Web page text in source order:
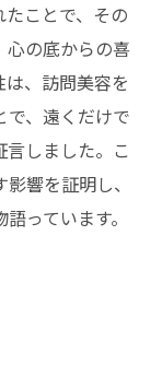
ことで、その
心の底からの喜
、訪問美容を
、遠くだけで
しました。こ
響を証明し、
っています。